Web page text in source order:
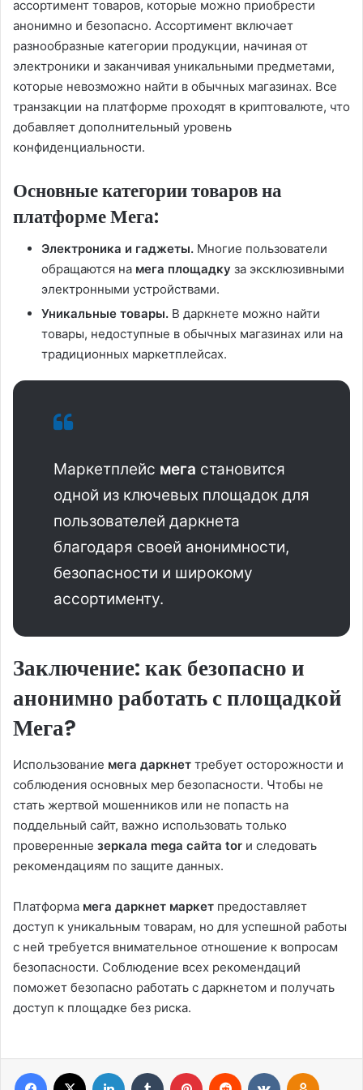
ассортимент товаров, которые можно приобрести
анонимно и безопасно. Ассортимент включает
разнообразные категории продукции, начиная от
электроники и заканчивая уникальными предметами,
которые невозможно найти в обычных магазинах. Все
транзакции на платформе проходят в криптовалюте, что
добавляет дополнительный уровень
конфиденциальности.
Основные категории товаров на
платформе Мега:
Электроника и гаджеты. Многие пользователи
обращаются на мега площадку за эксклюзивными
электронными устройствами.
Уникальные товары. В даркнете можно найти
товары, недоступные в обычных магазинах или на
традиционных маркетплейсах.
Маркетплейс мега становится
одной из ключевых площадок для
пользователей даркнета
благодаря своей анонимности,
безопасности и широкому
ассортименту.
Заключение: как безопасно и
анонимно работать с площадкой
Мега?
Использование мега даркнет требует осторожности и
соблюдения основных мер безопасности. Чтобы не
стать жертвой мошенников или не попасть на
поддельный сайт, важно использовать только
проверенные зеркала mega сайта tor и следовать
рекомендациям по защите данных.
Платформа мега даркнет маркет предоставляет
доступ к уникальным товарам, но для успешной работы
с ней требуется внимательное отношение к вопросам
безопасности. Соблюдение всех рекомендаций
поможет безопасно работать с даркнетом и получать
доступ к площадке без риска.
Facebook Linkedin Tumblr Pinterest Reddit